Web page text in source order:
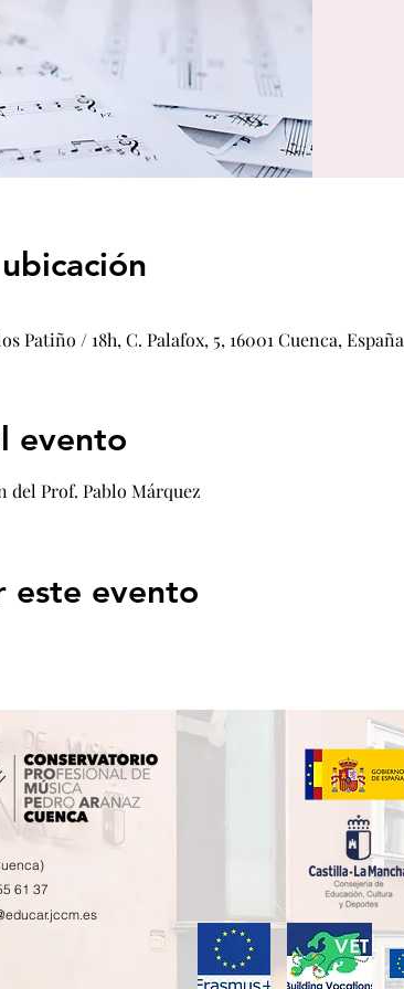
Patiño / 18h, C. Palafox, 5, 16001 Cuenca, España
evento
del Prof. Pablo Márquez
este evento
61 37